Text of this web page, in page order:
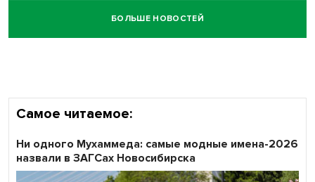
Честный выбор: видеонаблюдение обеспечит
объективность результатов ЕДГ в Новосибирской
БОЛЬШЕ НОВОСТЕЙ
Самое читаемое:
Ни одного Мухаммеда: самые модные имена-2026
назвали в ЗАГСах Новосибирска